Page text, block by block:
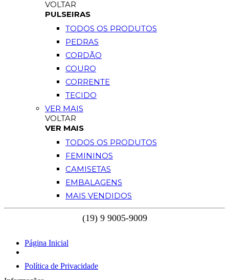
VOLTAR
PULSEIRAS
TODOS OS PRODUTOS
PEDRAS
CORDÃO
COURO
CORRENTE
TECIDO
VER MAIS
VOLTAR
VER MAIS
TODOS OS PRODUTOS
FEMININOS
CAMISETAS
EMBALAGENS
MAIS VENDIDOS
Página Inicial
Política de Privacidade